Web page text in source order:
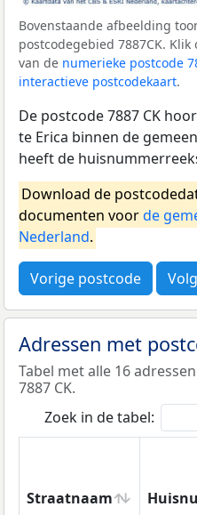
Bovenstaande afbeelding
postcodegebied 7887CK.
van de numerieke postcode
interactieve postcodekaart.
De postcode 7887 CK
te Erica binnen de
heeft de
Download de
documenten voorde
Nederland.
Vorige postcode
Adressen met
Tabel met alle 16
7887 CK.
Zoek in de tabel:
Straatnaam